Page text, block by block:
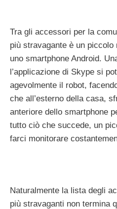
Tra gli accessori per la
più stravagante è un
uno smartphone Android.
l’applicazione di Skype si
agevolmente il robot,
che all’esterno della casa,
anteriore dello smartphone
tutto ciò che succede, un
farci monitorare
Naturalmente la lista degli
più stravaganti non termina